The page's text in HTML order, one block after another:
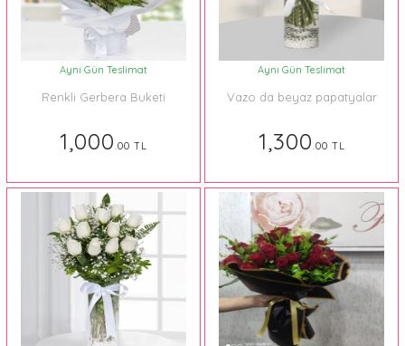
Aynı Gün Teslimat
Renkli Gerbera Buketi
1,000.00 TL
Aynı Gün Teslimat
Vazo da beyaz papatyalar
1,300.00 TL